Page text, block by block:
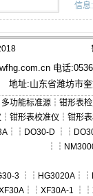
信息:
电话
地址:山东省潍坊市
多功能标准源 ┆ 钳形表
┆ 钳形表校准仪 ┆ 钳形
┆┆ DO30-D ┆┆
┆┆
3 ┆┆ HG3020A ┆┆
┆┆ XF30A-1 ┆┆